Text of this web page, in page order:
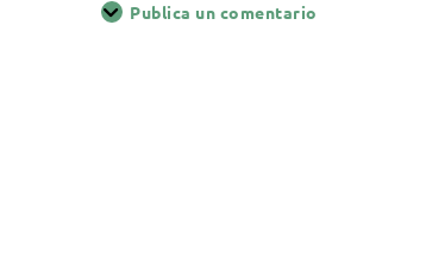
Publica un comentario